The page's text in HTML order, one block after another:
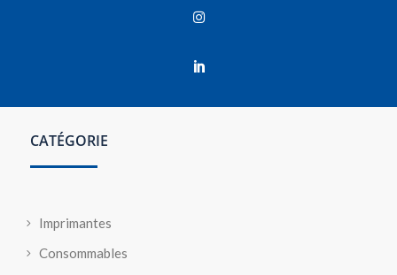


CATÉGORIE
Imprimantes
Consommables